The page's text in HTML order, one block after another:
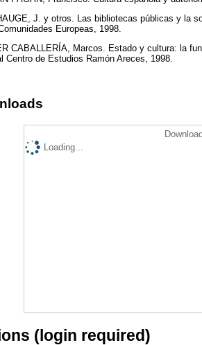
J. y otros. Las bibliotecas públicas y la
Europeas, 1998.
CABALLERÍA, Marcos. Estado y cultura: la
Centro de Estudios Ramón Areces, 1998.
Loading...
(login required)